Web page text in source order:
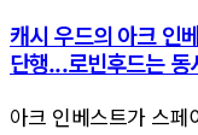
캐시 우드의 아크 인
단행...로빈후드는 동
아크 인베스트가 스